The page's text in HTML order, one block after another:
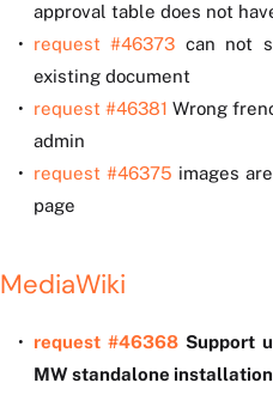
approval table does not
request #46373 can not
existing document
request #46381 Wrong
admin
request #46375 images
page
MediaWiki
request #46368 Support
MW standalone installation